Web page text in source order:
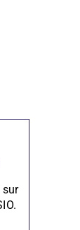
sur